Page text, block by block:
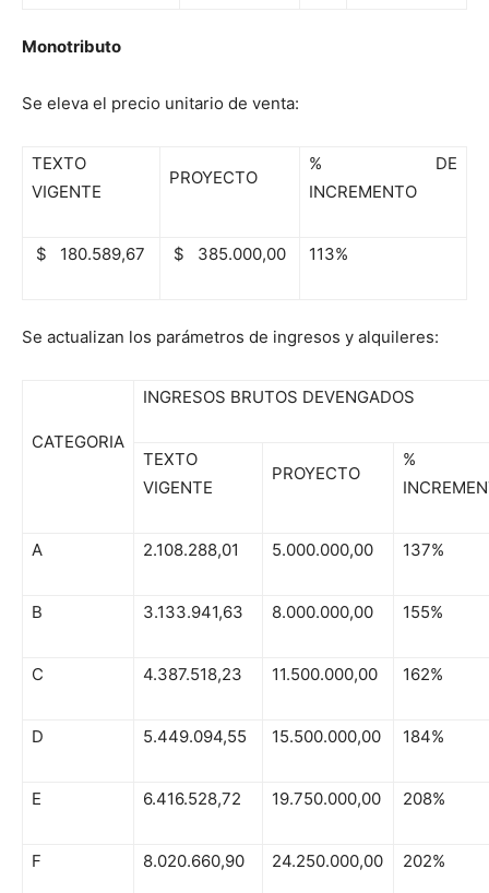
Monotributo
Se eleva el precio unitario de venta:
TEXTO
VIGENTE
PROYECTO
% DE
INCREMENTO
$ 180.589,67 $ 385.000,00 113%
Se actualizan los parámetros de ingresos y alquileres:
CATEGORIA
INGRESOS BRUTOS DEVENGADOS
TEXTO
VIGENTE
PROYECTO
%
A 2.108.288,01 5.000.000,00 137%
B 3.133.941,63 8.000.000,00 155%
C 4.387.518,23 11.500.000,00 162%
D 5.449.094,55 15.500.000,00 184%
E 6.416.528,72 19.750.000,00 208%
F 8.020.660,90 24.250.000,00 202%